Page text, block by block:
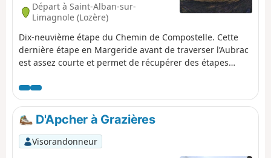
Départ à Saint-Alban-sur-
Limagnole (Lozère)
Dix-neuvième étape du Chemin de Compostelle. Cette
dernière étape en Margeride avant de traverser l’Aubrac
est assez courte et permet de récupérer des étapes
Vous traversez un pays de ruisseaux, de plantes de
montagnes avec des paysages magnifiques !
D'Apcher à Grazières
Visorandonneur